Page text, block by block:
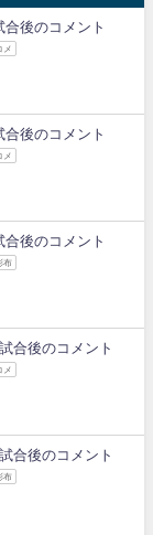
合後のコメント
メ
合後のコメント
メ
合後のコメント
布
合後のコメント
メ
合後のコメント
布